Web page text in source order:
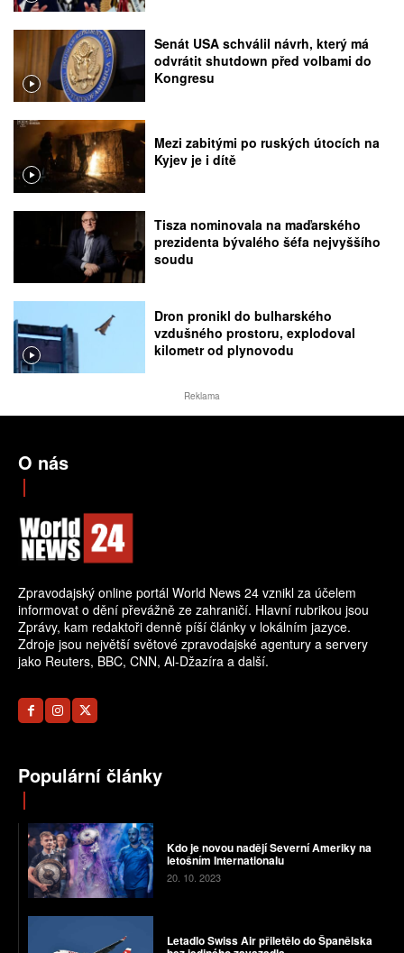
Senát USA schválil návrh, který má
odvrátit shutdown před volbami do
Kongresu
Mezi zabitými po ruských útocích na
Kyjev je i dítě
Tisza nominovala na maďarského
prezidenta bývalého šéfa nejvyššího
soudu
Dron pronikl do bulharského
vzdušného prostoru, explodoval
kilometr od plynovodu
Reklama
O nás
Zpravodajský online portál World News 24 vznikl za účelem
informovat o dění převážně ze zahraničí. Hlavní rubrikou jsou
Zprávy, kam redaktoři denně píší články v lokálním jazyce.
Zdroje jsou největší světové zpravodajské agentury a servery
jako Reuters, BBC, CNN, Al-Džazíra a další.
Populární články
Kdo je novou nadějí Severní Ameriky na
letošním Internationalu
20. 10. 2023
Letadlo Swiss Air přiletělo do Španělska